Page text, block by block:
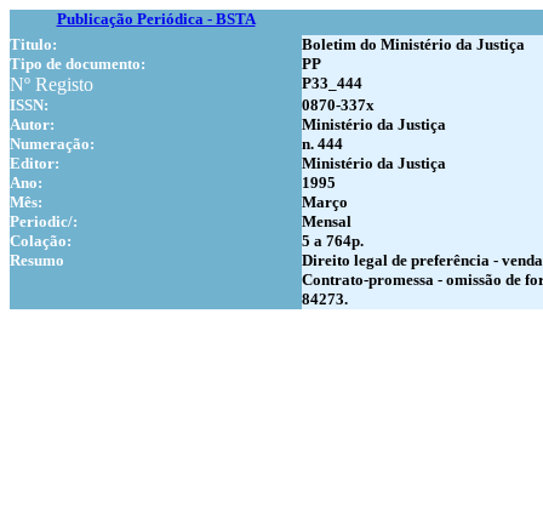
Publicação Periódica - BSTA
Titulo:
Boletim do Ministério da Justiça
Tipo de documento:
PP
Nº Registo
P33_444
ISSN:
0870-337x
Autor:
Ministério da Justiça
Numeração:
n. 444
Editor:
Ministério da Justiça
Ano:
1995
Mês:
Março
Periodic/:
Mensal
Colação:
5 a 764p.
Resumo
Direito legal de preferência -
Contrato-promessa - omissão de
84273.